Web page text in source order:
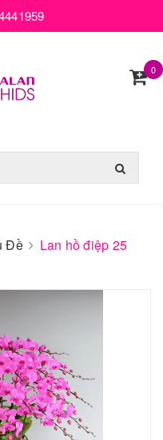
0
Đề
Lan hồ điệp 25